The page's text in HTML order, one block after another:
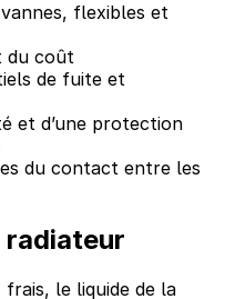
flexibles et
du coût
de fuite et
et d’une protection
du contact entre les
radiateur
frais, le liquide de la